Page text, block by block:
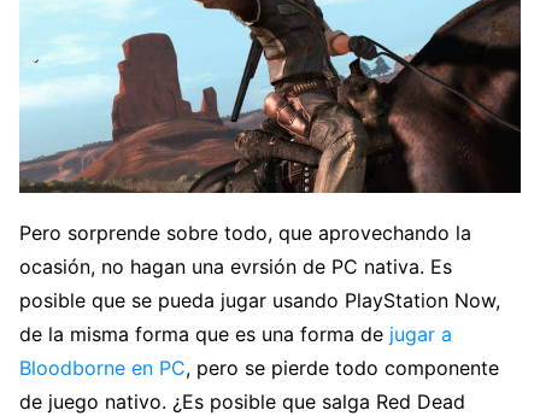
Pero sorprende sobre todo, que aprovechando la
ocasión, no hagan una evrsión de PC nativa. Es
posible que se pueda jugar usando PlayStation Now,
de la misma forma que es una forma de jugar a
Bloodborne en PC, pero se pierde todo componente
de juego nativo. ¿Es posible que salga Red Dead